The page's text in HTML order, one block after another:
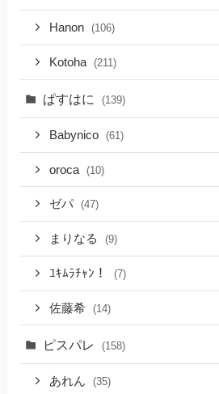
Hanon (106)
Kotoha (211)
ぱすはに (139)
Babynico (61)
oroca (10)
ゼパ (47)
まりなる (9)
ﾕｷﾑﾗﾁｬﾝ！ (7)
佐藤希 (14)
ピスパレ (158)
あれん (35)